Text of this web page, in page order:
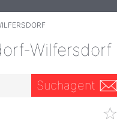
Wilfersdorf
Suchagent